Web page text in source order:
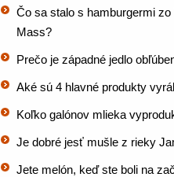
Čo sa stalo s hamburgermi
Mass?
Prečo je západné jedlo
Aké sú 4 hlavné produkty
Koľko galónov mlieka
Je dobré jesť mušle z rieky
Jete melón, keď ste boli na